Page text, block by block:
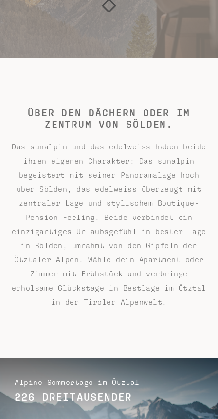
ÜBER DEN DÄCHERN ODER IM
ZENTRUM VON SÖLDEN.
Das sunalpin und das edelweiss haben beide
ihren eigenen Charakter: Das sunalpin
begeistert mit seiner Panoramalage hoch
über Sölden, das edelweiss überzeugt mit
zentraler Lage und stylischem Boutique-
Pension-Feeling. Beide verbindet ein
einzigartiges Urlaubsgefühl in bester Lage
in Sölden, umrahmt von den Gipfeln der
Ötztaler Alpen. Wähle dein Apartment oder
Zimmer mit Frühstück und verbringe
erholsame Glückstage in Bestlage im Ötztal
in der Tiroler Alpenwelt.
Alpine Sommertage im Ötztal
226 DREITAUSENDER